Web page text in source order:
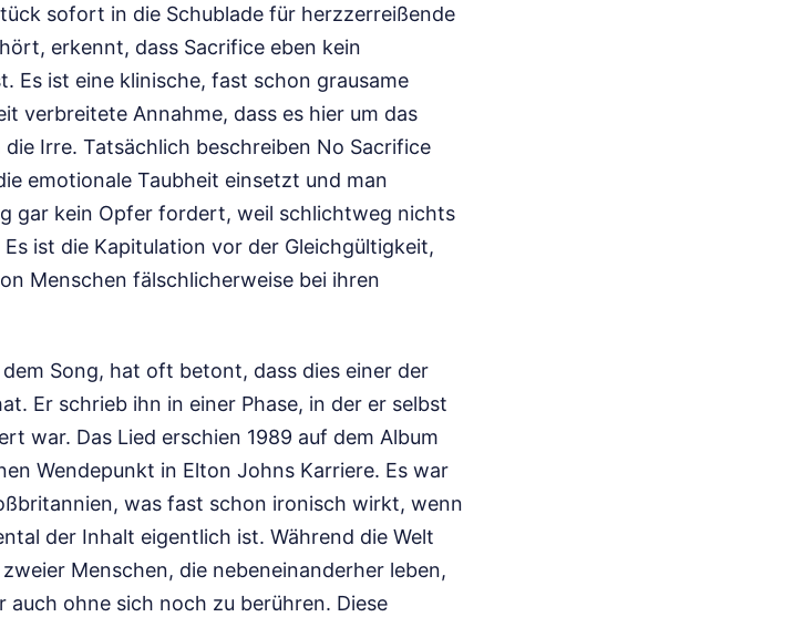
sofort in die Schublade für herzzerreißende
erkennt, dass Sacrifice eben kein
Es ist eine klinische, fast schon grausame
verbreitete Annahme, dass es hier um das
Irre. Tatsächlich beschreiben No Sacrifice
emotionale Taubheit einsetzt und man
gar kein Opfer fordert, weil schlichtweg nichts
ist die Kapitulation vor der Gleichgültigkeit,
Menschen fälschlicherweise bei ihren
Song, hat oft betont, dass dies einer der
Er schrieb ihn in einer Phase, in der er selbst
war. Das Lied erschien 1989 auf dem Album
Wendepunkt in Elton Johns Karriere. Es war
was fast schon ironisch wirkt, wenn
der Inhalt eigentlich ist. Während die Welt
Menschen, die nebeneinanderher leben,
ohne sich noch zu berühren. Diese